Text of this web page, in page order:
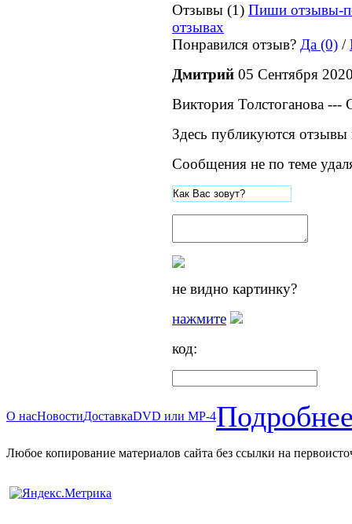
Отзывы (1) Пиши отзывы-
отзывах
Понравился отзыв? Да (0) /
Дмитрий 05 Сентября
Виктория Толстоганова
Здесь публикуются
Сообщения не по теме
не видно картинку?
нажмите
код:
О насНовостиДоставкаDVD или MP-4
Любое копирование материалов сайта без ссылки на